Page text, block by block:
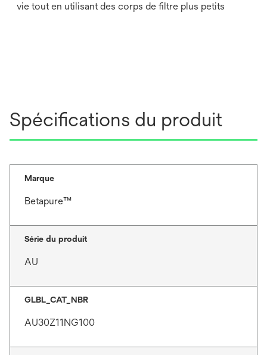
vie tout en utilisant des corps de filtre plus petits
Spécifications du produit
Marque
Betapure™
Série du produit
AU
GLBL_CAT_NBR
AU30Z11NG100